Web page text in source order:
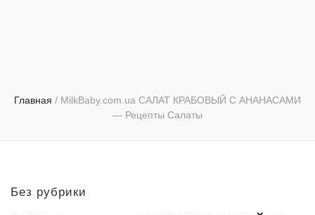
Главная / MilkBaby.com.ua CАЛАТ КРАБОВЫЙ С АНАНАСАМИ
— Рецепты Салаты
Без рубрики